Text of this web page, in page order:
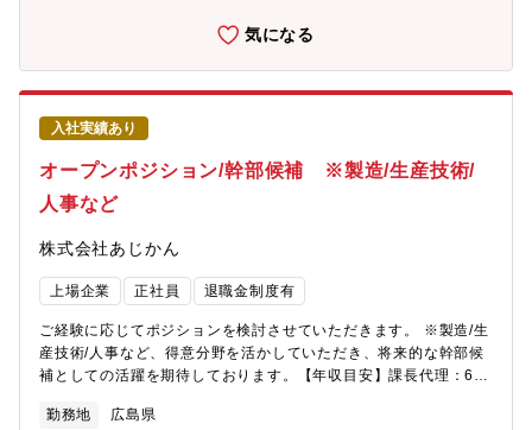
気になる
入社実績あり
オープンポジション/幹部候補 ※製造/生産技術/
人事など
株式会社あじかん
上場企業 正社員 退職金制度有
ご経験に応じてポジションを検討させていただきます。 ※製造/生
産技術/人事など、得意分野を活かしていただき、将来的な幹部候
補としての活躍を期待しております。【年収目安】課長代理：600
万
勤務地 広島県